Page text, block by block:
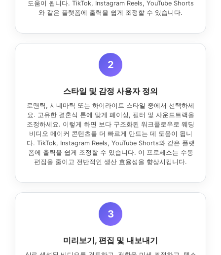
도움이 됩니다. TikTok, Instagram Reels, YouTube Shorts
와 같은 플랫폼에 출력을 쉽게 조정할 수 있습니다.
2
스타일 및 감정 사용자 정의
로맨틱, 시네마틱 또는 하이라이트 스타일 중에서 선택하세
요. 고유한 결혼식 톤에 맞게 페이싱, 필터 및 사운드트랙을
조정하세요. 이렇게 하면 보다 구조화된 워크플로우로 웨딩
비디오 메이커 콘텐츠를 더 빠르게 만드는 데 도움이 됩니
다. TikTok, Instagram Reels, YouTube Shorts와 같은 플랫
폼에 출력을 쉽게 조정할 수 있습니다. 이 프로세스는 수동
편집을 줄이고 전반적인 생산 효율성을 향상시킵니다.
3
미리보기, 편집 및 내보내기